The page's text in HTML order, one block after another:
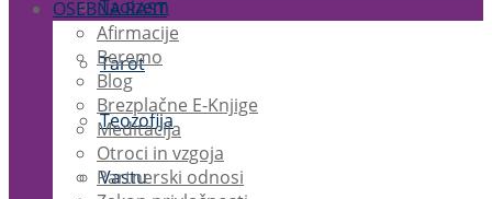
Taoizem
Tarot
Teozofija
Vastu
OSEBNA RAST
Afirmacije
Beremo
Blog
Brezplačne E-Knjige
Meditacija
Otroci in vzgoja
Partnerski odnosi